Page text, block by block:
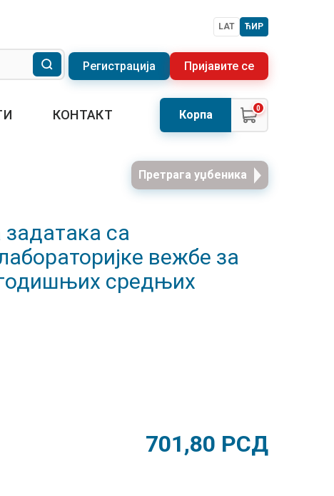
LAT ЋИР
Регистрација Пријавите се
КОНТАКТ Корпа 0
Претрага уџбеника
са
вежбе за
средњих
701,80 РСД